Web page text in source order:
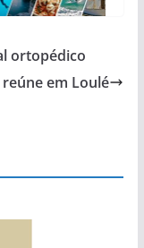
ortopédico
em Loulé